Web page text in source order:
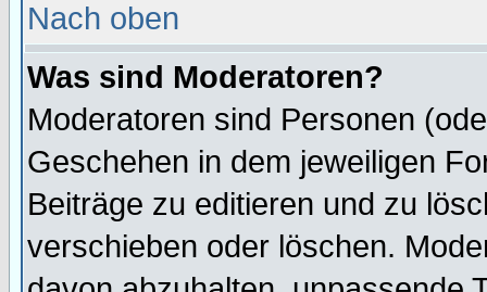
Nach oben
Was sind Moderatoren?
Moderatoren sind Personen
Geschehen in dem jeweiligen
Beiträge zu editieren und zu
verschieben oder löschen.